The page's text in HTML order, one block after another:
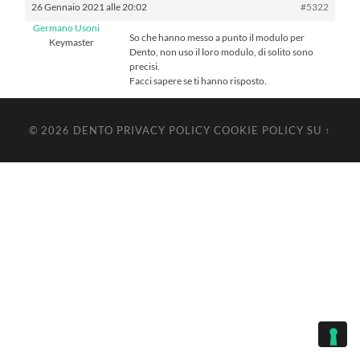
26 Gennaio 2021 alle 20:02
#5322
Germano Usoni
Keymaster
So che hanno messo a punto il modulo per
Dento, non uso il loro modulo, di solito sono
precisi.
Facci sapere se ti hanno risposto.
© 2026 DENTO PRIVACY POLICY COOKIE POLICY SU ↑